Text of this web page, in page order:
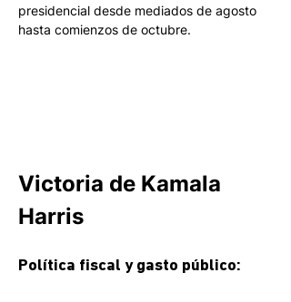
presidencial desde mediados de agosto
hasta comienzos de octubre.
Victoria de Kamala
Harris
Política fiscal y gasto público: